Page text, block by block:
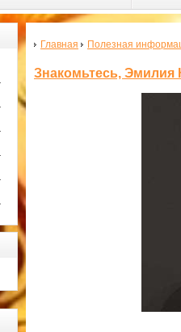
Главная Полезная
Знакомьтесь, Эмилия